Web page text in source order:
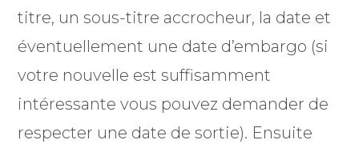
titre, un sous-titre accrocheur, la date et
éventuellement une date d’embargo (si
votre nouvelle est suffisamment
intéressante vous pouvez demander de
respecter une date de sortie). Ensuite